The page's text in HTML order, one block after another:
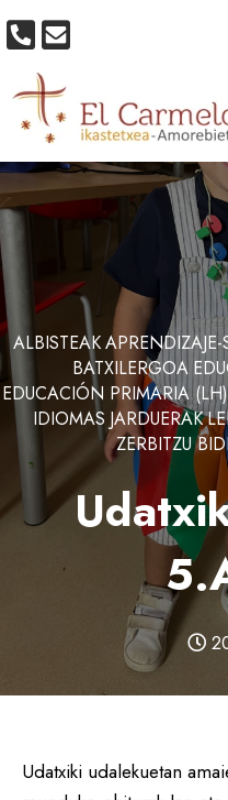
ALBISTEAK
BATXILERGOA
EDUCACIÓN PRIMARIA (LH)
IDIOMAS JARDUERAK
ZERBITZU
Udatxiki udalekuetan